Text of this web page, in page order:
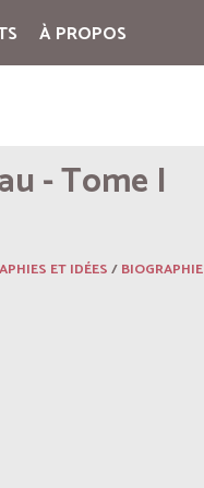
À PROPOS
- Tome I
ET IDÉES/BIOGRAPHIE